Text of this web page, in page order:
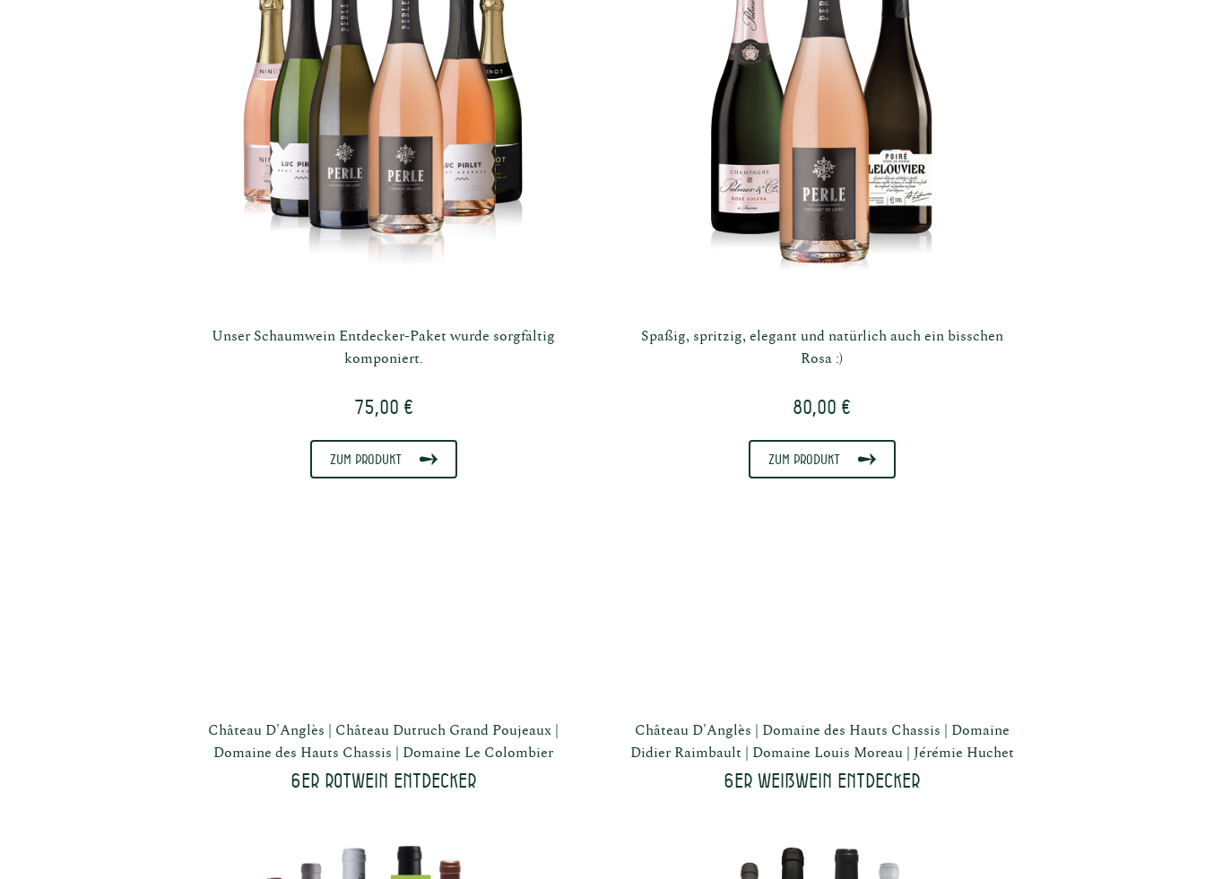
Unser Schaumwein Entdecker-Paket wurde sorgfältig
komponiert.
75,00 €
Zum Produkt
Spaßig, spritzig, elegant und natürlich auch ein bisschen
Rosa :)
80,00 €
Zum Produkt
Château D'Anglès
Château Dutruch Grand Poujeaux
Domaine des Hauts Chassis
Domaine Le Colombier
6er Rotwein Entdecker
Château D'Anglès Domaine des Hauts Chassis
Domaine
Didier Raimbault
Domaine Louis Moreau Jérémie Huchet
6er Weißwein Entdecker